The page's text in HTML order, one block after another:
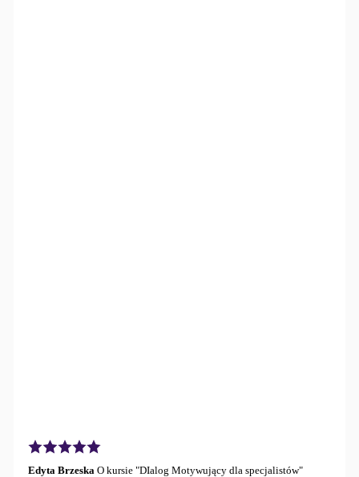
Edyta Brzeska O kursie "DIalog Motywujący dla specjalistów"